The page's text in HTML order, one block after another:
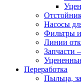
Насосы
Фильтры и
Линии
Запчасти
Переработка
Пыльца,